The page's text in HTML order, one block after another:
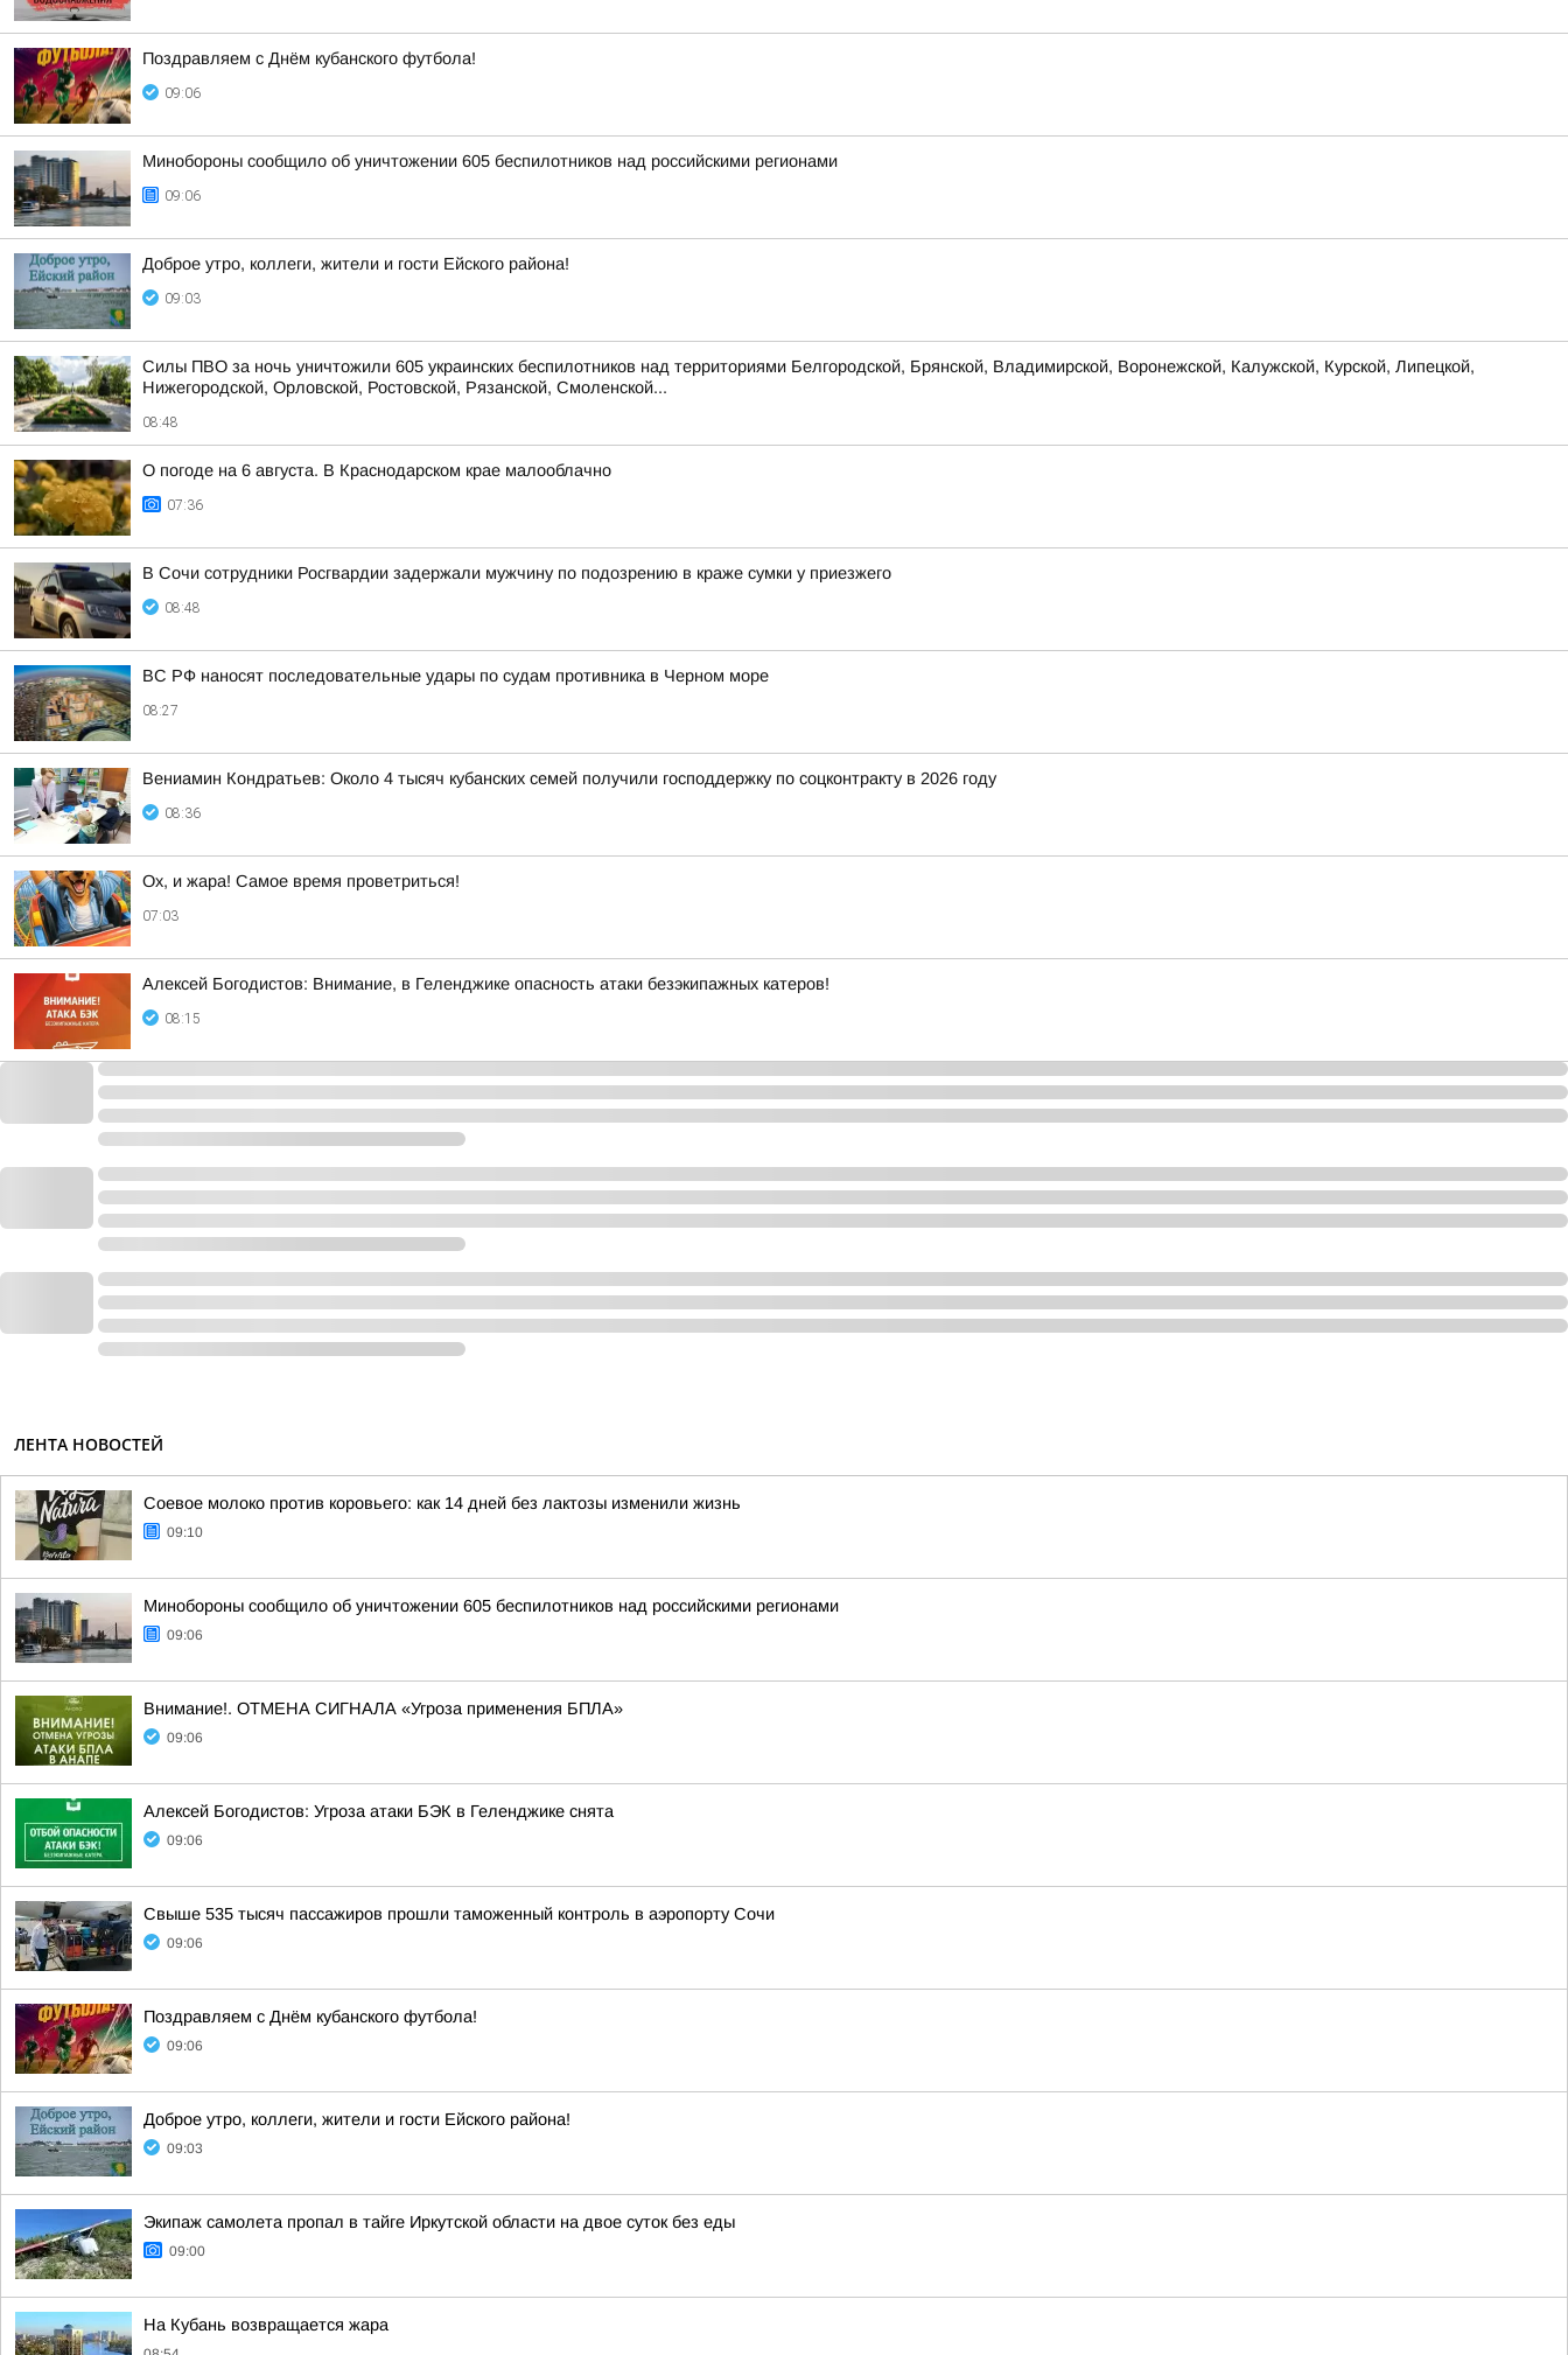
Поздравляем с Днём кубанского футбола!
09:06
Минобороны сообщило об уничтожении 605 беспилотников над российскими регионами
09:06
Доброе утро, коллеги, жители и гости Ейского района!
09:03
Силы ПВО за ночь уничтожили 605 украинских беспилотников над территориями Белгородской, Брянской, Владимирской, Воронежской, Калужской, Курской, Липецкой,
Нижегородской, Орловской, Ростовской, Рязанской, Смоленской...
08:48
О погоде на 6 августа. В Краснодарском крае малооблачно
07:36
В Сочи сотрудники Росгвардии задержали мужчину по подозрению в краже сумки у приезжего
08:48
ВС РФ наносят последовательные удары по судам противника в Черном море
08:27
Вениамин Кондратьев: Около 4 тысяч кубанских семей получили господдержку по соцконтракту в 2026 году
08:36
Ох, и жара! Самое время проветриться!
07:03
Алексей Богодистов: Внимание, в Геленджике опасность атаки безэкипажных катеров!
08:15
ЛЕНТА НОВОСТЕЙ
Соевое молоко против коровьего: как 14 дней без лактозы изменили жизнь
09:10
Минобороны сообщило об уничтожении 605 беспилотников над российскими регионами
09:06
Внимание!. ОТМЕНА СИГНАЛА «Угроза применения БПЛА»
09:06
Алексей Богодистов: Угроза атаки БЭК в Геленджике снята
09:06
Свыше 535 тысяч пассажиров прошли таможенный контроль в аэропорту Сочи
09:06
Поздравляем с Днём кубанского футбола!
09:06
Доброе утро, коллеги, жители и гости Ейского района!
09:03
Экипаж самолета пропал в тайге Иркутской области на двое суток без еды
09:00
На Кубань возвращается жара